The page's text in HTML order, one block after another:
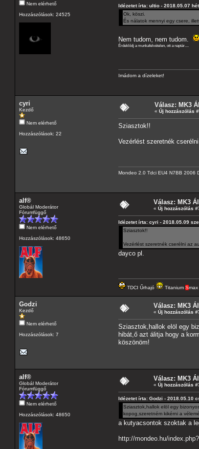
Nem elérhető
Hozzászólások: 24525
Idézetet írta: ultio - 2018.05.07
Ok, köszi.
És nálatok mennyi egy csere,
Nem tudom, nem tudom.
Érdeklődj a munkafelvételen, ott a naptár....
Imádom a dízeleket!
cyri
Kezdő
Nem elérhető
Hozzászólások: 22
Válasz: MK3
« Új hozzászólás
Sziasztok!!
Vezérlést szeretnék
Mondeo 2.0 Tdci EU4 N7BB 2006
alf®
Globál Moderátor
Fórumfüggő
Nem elérhető
Hozzászólások: 48650
Válasz: MK3
« Új hozzászólás
Idézetet írta: cyri - 2018.05.09
Sziasztok!!
Vezérlést szeretnék cserélni az
dayco pl.
TDCI Űrhajó Titanium Smax
Godzi
Kezdő
Nem elérhető
Hozzászólások: 7
Válasz: MK3
« Új hozzászólás
Sziasztok,hallok elöl egy
hibát,ő azt álitja hogy a
köszönöm!
alf®
Globál Moderátor
Fórumfüggő
Nem elérhető
Hozzászólások: 48650
Válasz: MK3
« Új hozzászólás
Idézetet írta: Godzi - 2018.05.10
Sziasztok,hallok elöl egy
kopog,szeretném kikérni a
a kutyacsontok szoktak a
http://mondeo.hu/